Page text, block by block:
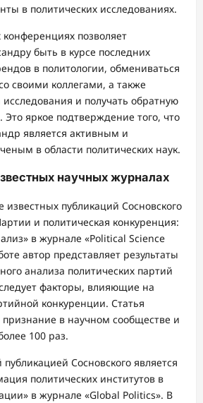
в политических исследованиях.
позволяет
быть в курсе последних
в политологии, обмениваться
своими коллегами, а также
исследования и получать обратную
Это яркое подтверждение того, что
является активным и
в области политических наук.
научных журналах
публикаций Сосновского
и политическая конкуренция:
в журнале «Political Science
автор представляет результаты
анализа политических партий
факторы, влияющие на
конкуренции. Статья
в научном сообществе и
100 раз.
Сосновского является
политических институтов в
в журнале «Global Politics». В